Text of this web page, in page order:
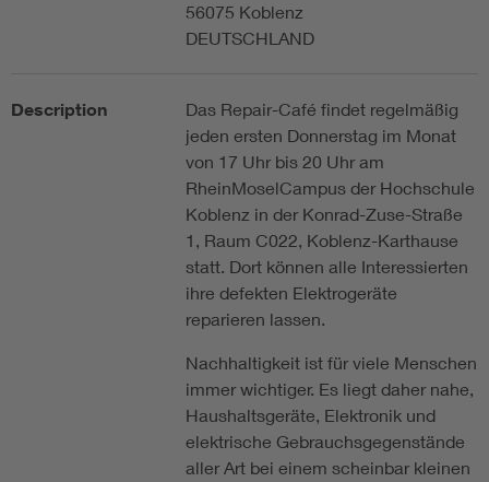
56075 Koblenz
DEUTSCHLAND
Description
Das Repair-Café findet regelmäßig
jeden ersten Donnerstag im Monat
von 17 Uhr bis 20 Uhr am
RheinMoselCampus der Hochschule
Koblenz in der Konrad-Zuse-Straße
1, Raum C022, Koblenz-Karthause
statt. Dort können alle Interessierten
ihre defekten Elektrogeräte
reparieren lassen.
Nachhaltigkeit ist für viele Menschen
immer wichtiger. Es liegt daher nahe,
Haushaltsgeräte, Elektronik und
elektrische Gebrauchsgegenstände
aller Art bei einem scheinbar kleinen